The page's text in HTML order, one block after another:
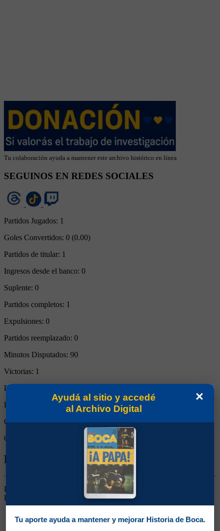
Tu colaboración ayuda a mantener este archivo histórico en línea
SEGUINOS EN REDES SOCIALES
Partidos Jugados: 1
Goles Convertidos: 0 (0.00)
Partidos de titular: 1
Ingresos desde el banco: 0
Suplente: 0
Partidos completos: 1
Expulsiones: 0
Partidos reemplazado: 0
Minutos Disputados: 90
Victorias: 1
Empates:
Derrotas:
Goles de Boca:1
Goles rivales:
Biografía de Pedro Cucci
Delantero. Su único partido oficial fue luego anulado al crearse la
Liga Profesional
×
Ayudá al sitio y accedé
al Archivo Digital
Tu aporte ayuda a mantener y mejorar Historia de Boca.